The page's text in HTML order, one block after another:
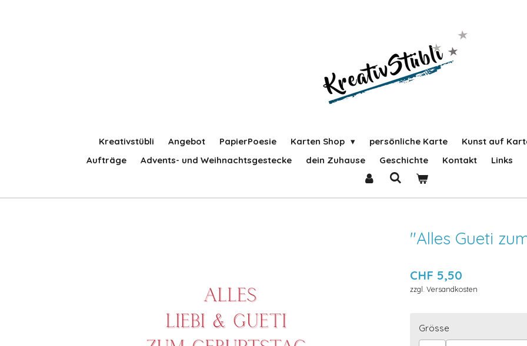
Kreativstübli Angebot PapierPoesie Karten Shop persönliche Karte Kunst auf
Aufträge
Advents- und Weihnachtsgestecke dein Zuhause Geschichte Kontakt Links
"Alles Gueti
CHF 5,50
zzgl. Versandkosten
Grösse